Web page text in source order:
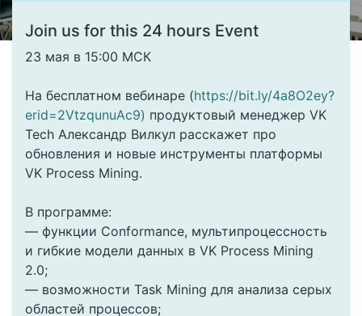
Join us for this 24 hours Event
23 мая в 15:00 МСК
На бесплатном вебинаре (https://bit.ly/4a8O2ey?
erid=2VtzqunuAc9) продуктовый менеджер VK
Tech Александр Вилкул расскажет про
обновления и новые инструменты платформы
VK Process Mining.
В программе:
— функции Conformance, мультипроцессность
и гибкие модели данных в VK Process Mining
2.0;
— возможности Task Mining для анализа серых
областей процессов;